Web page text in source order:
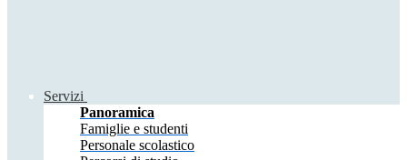
Servizi
Panoramica
Famiglie e studenti
Personale scolastico